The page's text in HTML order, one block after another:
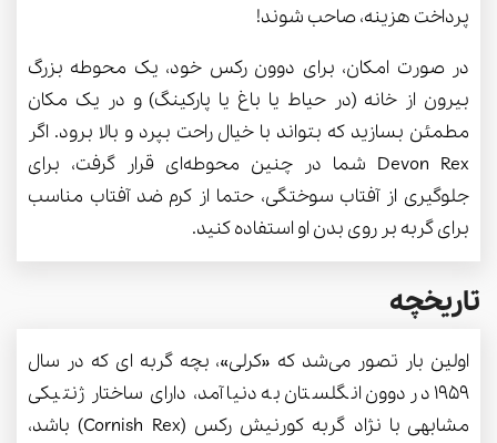
پرداخت هزینه، صاحب شوند!
در صورت امکان، برای دوون رکس خود، یک محوطه بزرگ
بیرون از خانه (در حیاط یا باغ یا پارکینگ) و در یک مکان
مطمئن بسازید که بتواند با خیال راحت بپرد و بالا برود. اگر
Devon Rex شما در چنین محوطه‌ای قرار گرفت، برای
جلوگیری از آفتاب سوختگی، حتما از کرم ضد آفتاب مناسب
برای گربه بر روی بدن او استفاده کنید.
تاریخچه
اولین بار تصور می‌شد که «کرلی»، بچه گربه ای که در سال
1959 در دوون انگلستان به دنیا آمد، دارای ساختار ژنتیکی
مشابهی با نژاد گربه کورنیش رکس (Cornish Rex) باشد،